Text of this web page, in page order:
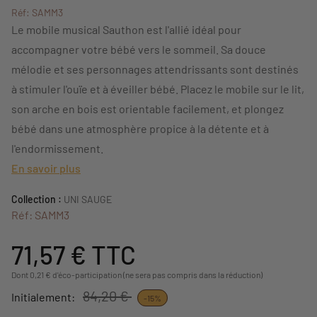
Réf: SAMM3
Le mobile musical Sauthon est l'allié idéal pour
accompagner votre bébé vers le sommeil. Sa douce
mélodie et ses personnages attendrissants sont destinés
à stimuler l'ouïe et à éveiller bébé. Placez le mobile sur le lit,
son arche en bois est orientable facilement, et plongez
bébé dans une atmosphère propice à la détente et à
l'endormissement.
En savoir plus
Collection : UNI SAUGE
Réf: SAMM3
71,57 € TTC
Dont 0,21 € d'éco-participation (ne sera pas compris dans la réduction)
Initialement: 84,20 € -15%